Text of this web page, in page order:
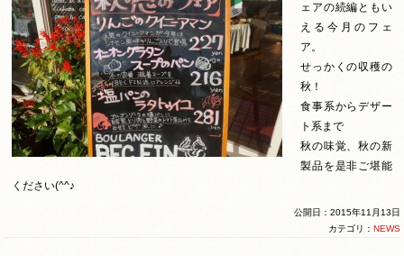
ェアの続編ともい
える今月のフェ
ア。
せっかくの収穫の
秋！
食事系からデザー
ト系まで
秋の味覚、秋の新
製品を是非ご堪能
ください(^^♪
公開日：2015年11月13日
カテゴリ： NEWS